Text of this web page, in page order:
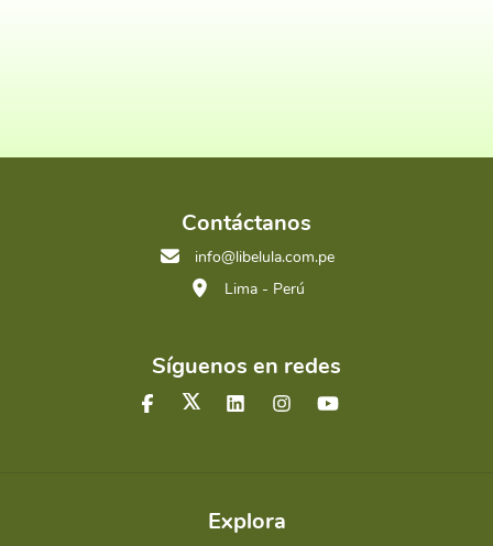
Contáctanos
info@libelula.com.pe
Lima - Perú
Síguenos en redes
Explora